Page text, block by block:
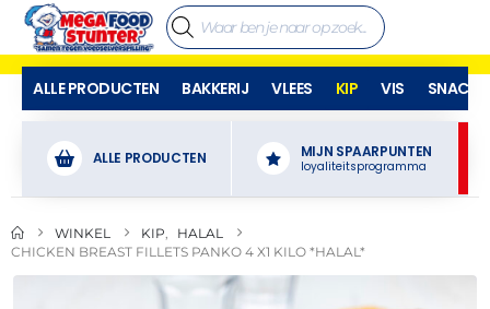
ALLE PRODUCTEN BAKKERIJ VLEES KIP VIS SNACKS
ALLE PRODUCTEN MIJN SPAARPUNTEN
loyaliteitsprogramma
WINKEL KIP
HALAL
CHICKEN BREAST FILLETS PANKO 4 X1 KILO *HALAL*